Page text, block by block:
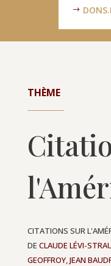
THÈME
CITATIONS SUR
DE CLAUDE LÉVI-
GEOFFROY,JEAN